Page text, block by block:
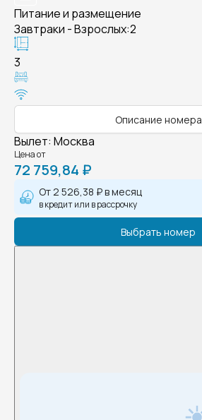
Питание и размещение
Завтраки - Взрослых:2
3
Описание номера
Вылет: Москва
Цена от
72 759,84 ₽
От2 526,38 ₽в месяц
в кредит или в рассрочку
Выбрать номер